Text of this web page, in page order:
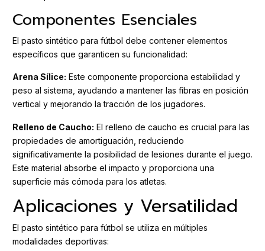
Componentes Esenciales
El pasto sintético para fútbol debe contener elementos
específicos que garanticen su funcionalidad:
Arena Sílice: Este componente proporciona estabilidad y
peso al sistema, ayudando a mantener las fibras en posición
vertical y mejorando la tracción de los jugadores.
Relleno de Caucho: El relleno de caucho es crucial para las
propiedades de amortiguación, reduciendo
significativamente la posibilidad de lesiones durante el juego.
Este material absorbe el impacto y proporciona una
superficie más cómoda para los atletas.
Aplicaciones y Versatilidad
El pasto sintético para fútbol se utiliza en múltiples
modalidades deportivas: